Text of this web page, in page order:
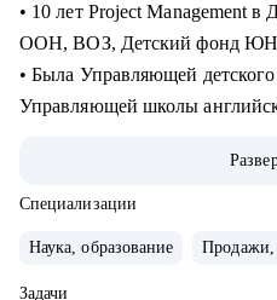
• 10 лет Project Management в
ООН, ВОЗ, Детский фонд
• Была Управляющей
Управляющей школы
• Закончила школу в
лингвистическое
психолога и коуча.
• Создала два собственных
Специализации
Наука, образование Продажи,
Задачи